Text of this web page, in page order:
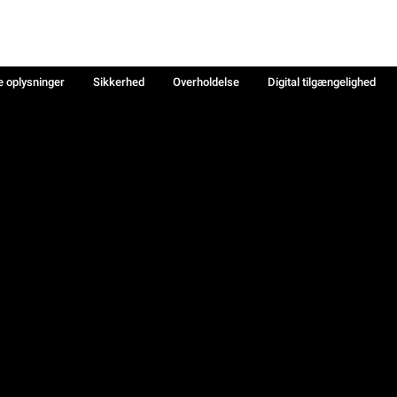
oplysninger Sikkerhed Overholdelse
Digital tilgængelighed